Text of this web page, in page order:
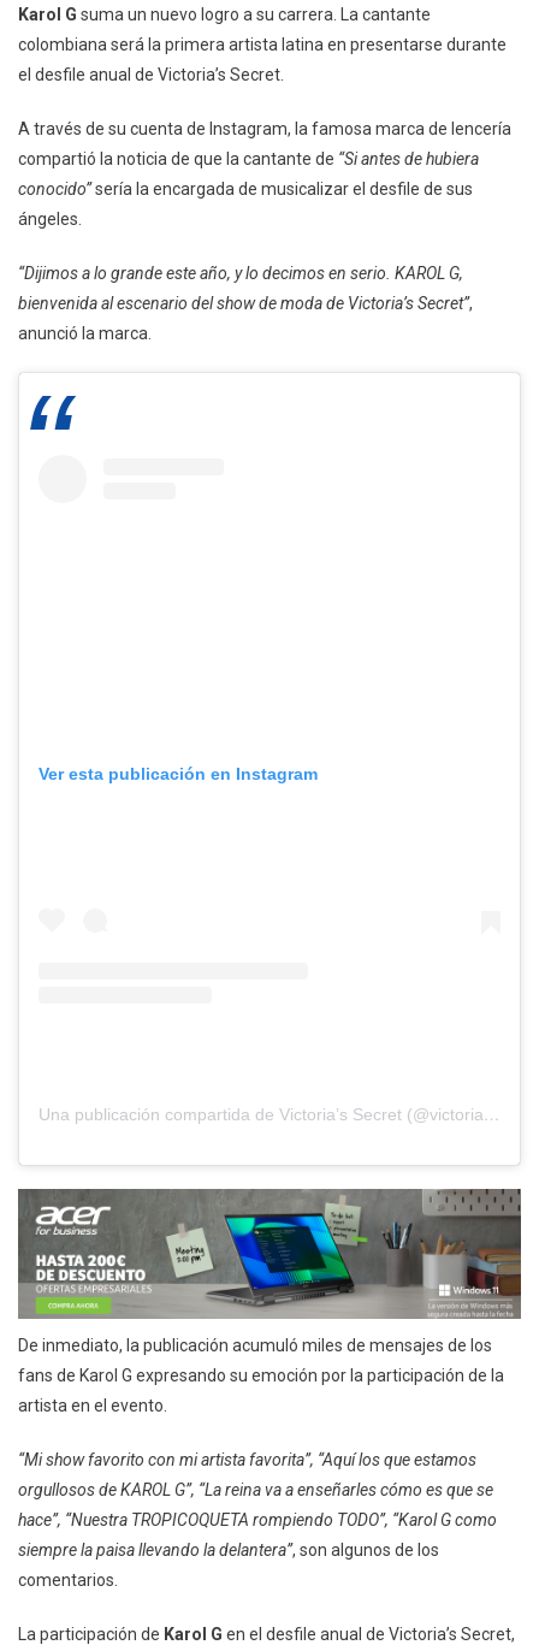
Secret
Karol G suma un nuevo logro a su carrera. La cantante
colombiana será la primera artista latina en presentarse durante
el desfile anual de Victoria’s Secret.
A través de su cuenta de Instagram, la famosa marca de lencería
compartió la noticia de que la cantante de “Si antes de hubiera
conocido”sería la encargada de musicalizar el desfile de sus
ángeles.
“Dijimos a lo grande este año, y lo decimos en serio. KAROL G,
bienvenida al escenario del show de moda de Victoria’s Secret”,
anunció la marca.
Ver esta publicación en Instagram
Una publicación compartida de Victoria’s Secret (@victoriassecret)
De inmediato, la publicación acumuló miles de mensajes de los
fans de Karol G expresando su emoción por la participación de la
artista en el evento.
“Mi show favorito con mi artista favorita”, “Aquí los que estamos
orgullosos de KAROL G”, “La reina va a enseñarles cómo es que se
hace”, “Nuestra TROPICOQUETA rompiendo TODO”, “Karol G como
siempre la paisa llevando la delantera”, son algunos de los
comentarios.
La participación de Karol G en el desfile anual de Victoria’s Secret,